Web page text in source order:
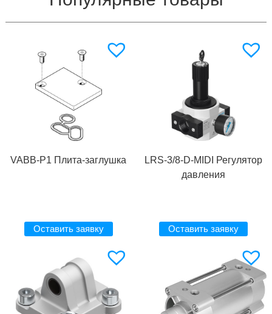
VABB-P1 Плита-заглушка
Оставить заявку
LRS-3/8-D-MIDI Регулятор
давления
Оставить заявку